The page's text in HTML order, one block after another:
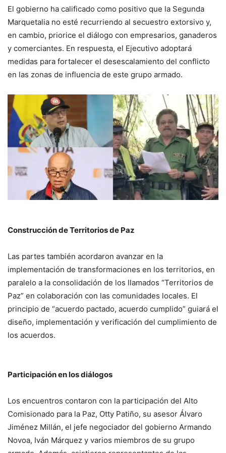
El gobierno ha calificado como positivo que la Segunda
Marquetalia no esté recurriendo al secuestro extorsivo y,
en cambio, priorice el diálogo con empresarios, ganaderos
y comerciantes. En respuesta, el Ejecutivo adoptará
medidas para fortalecer el desescalamiento del conflicto
en las zonas de influencia de este grupo armado.
Construcción de Territorios de Paz
Las partes también acordaron avanzar en la
implementación de transformaciones en los territorios, en
paralelo a la consolidación de los llamados “Territorios de
Paz” en colaboración con las comunidades locales. El
principio de “acuerdo pactado, acuerdo cumplido” guiará el
diseño, implementación y verificación del cumplimiento de
los acuerdos.
Participación en los diálogos
Los encuentros contaron con la participación del Alto
Comisionado para la Paz, Otty Patiño, su asesor Álvaro
Jiménez Millán, el jefe negociador del gobierno Armando
Novoa, Iván Márquez y varios miembros de su grupo